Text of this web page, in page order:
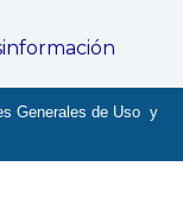
Generales de Uso y